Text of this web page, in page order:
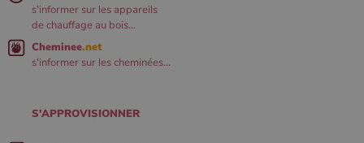
s'informer sur les appareils
de chauffage au bois...
Cheminee.net
s'informer sur les cheminées...
S'APPROVISIONNER